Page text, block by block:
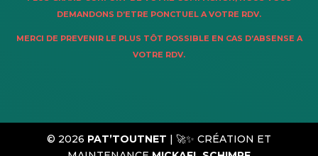
DEMANDONS D’ETRE PONCTUEL A VOTRE RDV.
MERCI DE PREVENIR LE PLUS TÔT POSSIBLE EN CAS D’ABSENSE A
VOTRE RDV.
© 2026 PAT’TOUTNET | 🚀✨ CRÉATION ET